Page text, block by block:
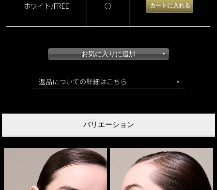
ホワイト/FREE ○
返品についての詳細はこちら
バリエーション